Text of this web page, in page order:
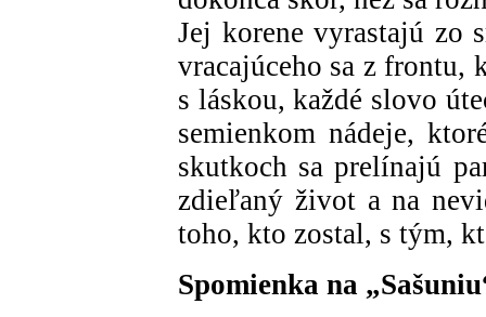
Jej korene vyrastajú zo
vracajúceho sa z frontu,
s láskou, každé slovo
semienkom nádeje,
skutkoch sa prelínajú
zdieľaný život a na
toho, kto zostal, s tým,
Spomienka na